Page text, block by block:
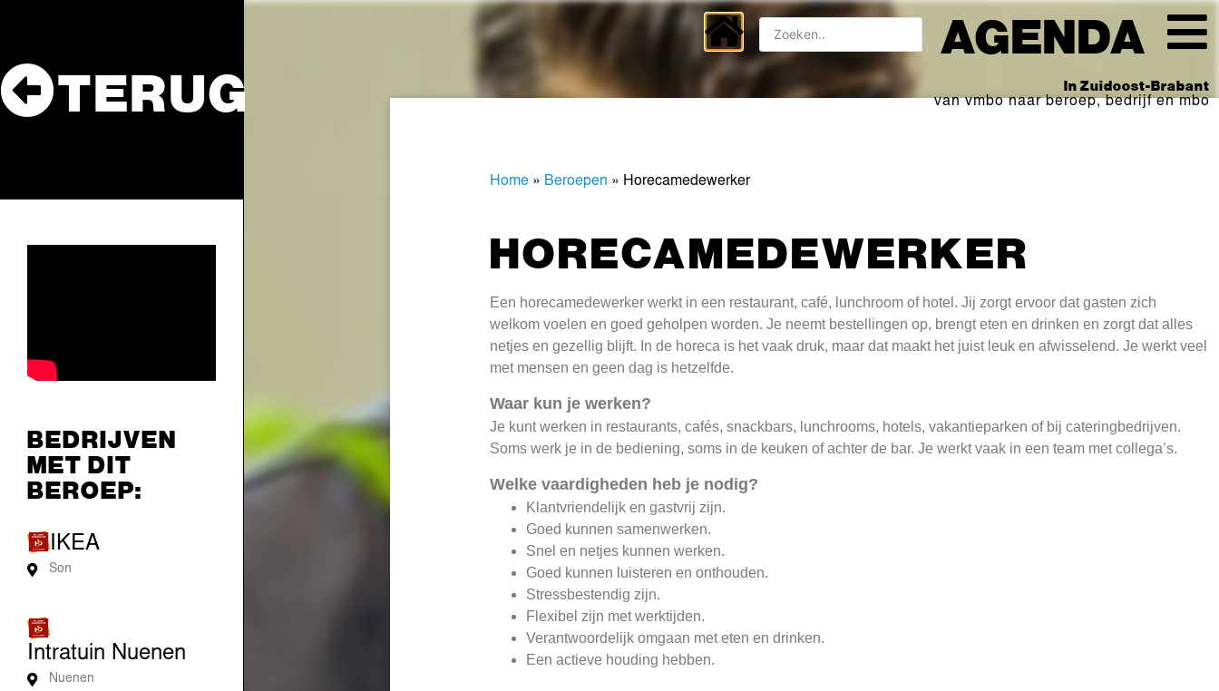
TERUG
BEDRIJVEN
MET DIT
BEROEP:
IKEA
Son
Intratuin Nuenen
Nuenen
Home » Beroepen » Horecamedewerker
HORECAMEDEWERKER
Een horecamedewerker werkt in een restaurant, café, lunchroom of hotel. Jij zorgt ervoor dat gasten zich
welkom voelen en goed geholpen worden. Je neemt bestellingen op, brengt eten en drinken en zorgt dat alles
netjes en gezellig blijft. In de horeca is het vaak druk, maar dat maakt het juist leuk en afwisselend. Je werkt veel
met mensen en geen dag is hetzelfde.
Waar kun je werken?
Je kunt werken in restaurants, cafés, snackbars, lunchrooms, hotels, vakantieparken of bij cateringbedrijven.
Soms werk je in de bediening, soms in de keuken of achter de bar. Je werkt vaak in een team met collega’s.
Welke vaardigheden heb je nodig?
Klantvriendelijk en gastvrij zijn.
Goed kunnen samenwerken.
Snel en netjes kunnen werken.
Goed kunnen luisteren en onthouden.
Stressbestendig zijn.
Flexibel zijn met werktijden.
Verantwoordelijk omgaan met eten en drinken.
Een actieve houding hebben.
AGENDA
In Zuidoost-Brabant
van vmbo naar beroep, bedrijf en mbo